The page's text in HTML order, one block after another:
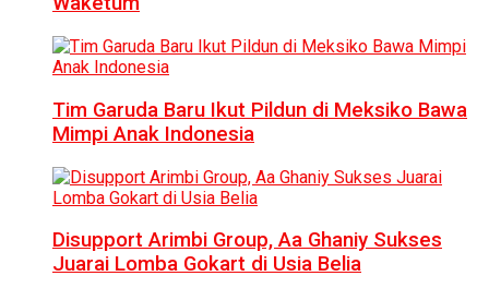
Tim Garuda Baru Ikut Pildun di Meksiko Bawa
Mimpi Anak Indonesia
Disupport Arimbi Group, Aa Ghaniy Sukses
Juarai Lomba Gokart di Usia Belia